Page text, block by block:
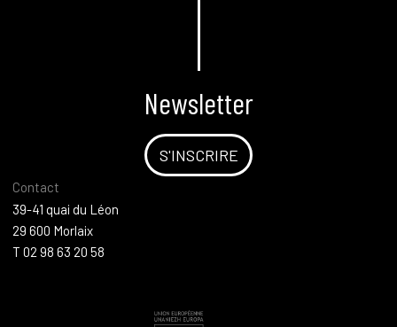
Newsletter
S'INSCRIRE
Contact
39-41 quai du Léon
29 600 Morlaix
T 02 98 63 20 58